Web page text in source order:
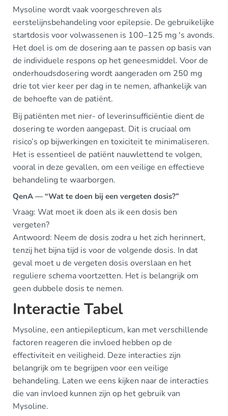
Mysoline wordt vaak voorgeschreven als
eerstelijnsbehandeling voor epilepsie. De gebruikelijke
startdosis voor volwassenen is 100–125 mg 's avonds.
Het doel is om de dosering aan te passen op basis van
de individuele respons op het geneesmiddel. Voor de
onderhoudsdosering wordt aangeraden om 250 mg
drie tot vier keer per dag in te nemen, afhankelijk van
de behoefte van de patiënt.
Bij patiënten met nier- of leverinsufficiëntie dient de
dosering te worden aangepast. Dit is cruciaal om
risico’s op bijwerkingen en toxiciteit te minimaliseren.
Het is essentieel de patiënt nauwlettend te volgen,
vooral in deze gevallen, om een veilige en effectieve
behandeling te waarborgen.
QenA — “Wat te doen bij een vergeten dosis?”
Vraag: Wat moet ik doen als ik een dosis ben
vergeten?
Antwoord: Neem de dosis zodra u het zich herinnert,
tenzij het bijna tijd is voor de volgende dosis. In dat
geval moet u de vergeten dosis overslaan en het
reguliere schema voortzetten. Het is belangrijk om
geen dubbele dosis te nemen.
Interactie Tabel
Mysoline, een antiepilepticum, kan met verschillende
factoren reageren die invloed hebben op de
effectiviteit en veiligheid. Deze interacties zijn
belangrijk om te begrijpen voor een veilige
behandeling. Laten we eens kijken naar de interacties
die van invloed kunnen zijn op het gebruik van
Mysoline.